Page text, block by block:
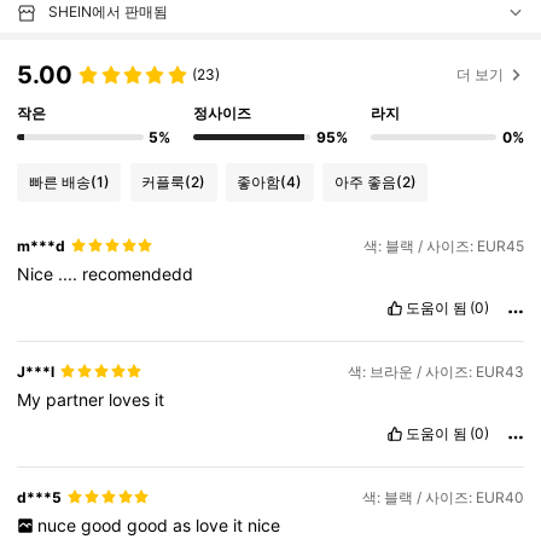
SHEIN에서 판매됨
5.00 (23) 더 보기
작은
5%
정사이즈
95%
라지
0%
빠른 배송(1) 커플룩(2) 좋아함(4) 아주 좋음(2)
m***d 색: 블랙 / 사이즈: EUR45
Nice .... recomendedd
도움이 됨 (0)
J***l 색: 브라운 / 사이즈: EUR43
My partner loves it
도움이 됨 (0)
d***5 색: 블랙 / 사이즈: EUR40
nuce good good as love it nice